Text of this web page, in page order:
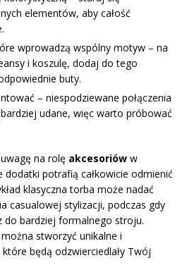
elementów, aby całość
wprowadzą wspólny motyw – na
i koszulę, dodaj do tego
buty.
– niespodziewane połączenia
udane, więc warto próbować
na rolę akcesoriów w
dodatki potrafią całkowicie odmienić
klasyczna torba może nadać
casualowej stylizacji, podczas gdy
do bardziej formalnego stroju.
stworzyć unikalne i
będą odzwierciedlały Twój